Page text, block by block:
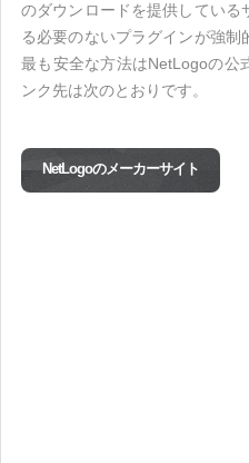
のダウンロードを提供している
る必要のないプラグインが強制
最も安全な方法はNetLogoの公
ンク先は次のとおりです。
NetLogoのメーカーサイト